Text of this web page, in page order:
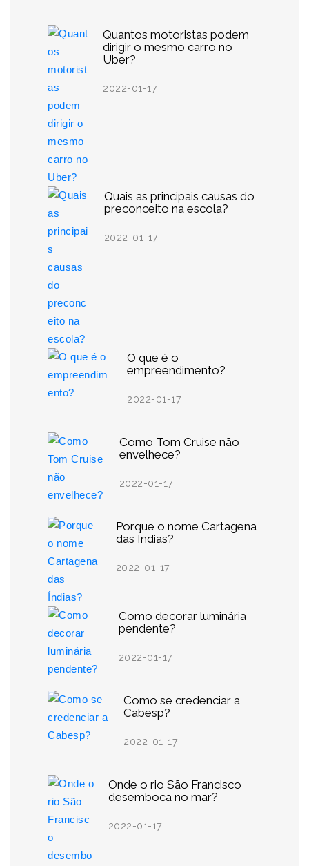
Quantos motoristas podem
dirigir o mesmo carro no
Uber?
2022-01-17
Quais as principais causas do
preconceito na escola?
2022-01-17
O que é o
empreendimento?
2022-01-17
Como Tom Cruise não
envelhece?
2022-01-17
Porque o nome Cartagena
das Índias?
2022-01-17
Como decorar luminária
pendente?
2022-01-17
Como se credenciar a
Cabesp?
2022-01-17
Onde o rio São Francisco
desemboca no mar?
2022-01-17